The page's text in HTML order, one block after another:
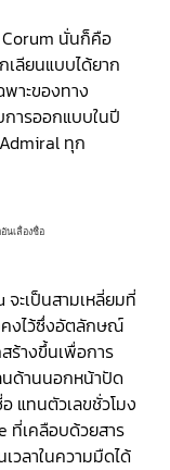
Corum นั่นก็คือ
ลียนแบบได้ยาก
าะของทาง
การออกแบบในปี
ทุก
ะเป็นสามเหลี่ยมที่
งไว้ซึ่งอัตลักษณ์
ร้างขึ้นเพื่อการ
นด้านนอกหน้าปัด
แทนตัวเลขชั่วโมง
ที่เคลือบด้วยสาร
วลาในความมืดได้